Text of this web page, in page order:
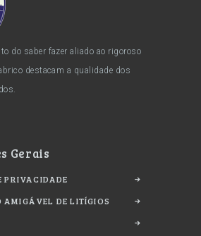
do saber fazer aliado ao rigoroso
destacam a qualidade dos
Gerais
PRIVACIDADE
AMIGÁVEL DE LITÍGIOS